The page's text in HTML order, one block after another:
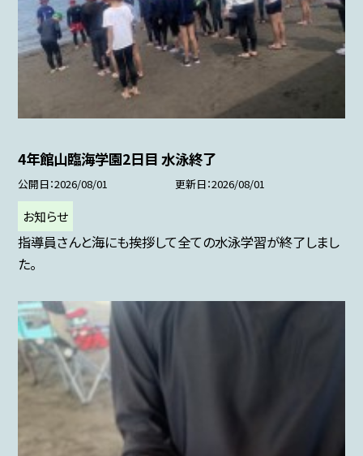
4年館山臨海学園2日目 水泳終了
公開日 2026/08/01 更新日 2026/08/01
お知らせ
指導員さんと海にも挨拶して全ての水泳学習が終了しまし
た。